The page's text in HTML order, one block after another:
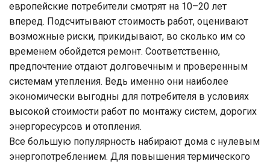
европейские потребители смотрят на 10–20 лет
вперед. Подсчитывают стоимость работ, оценивают
возможные риски, прикидывают, во сколько им со
временем обойдется ремонт. Соответственно,
предпочтение отдают долговечным и проверенным
системам утепления. Ведь именно они наиболее
экономически выгодны для потребителя в условиях
высокой стоимости работ по монтажу систем, дорогих
энергоресурсов и отопления.
Все большую популярность набирают дома с нулевым
энергопотреблением. Для повышения термического